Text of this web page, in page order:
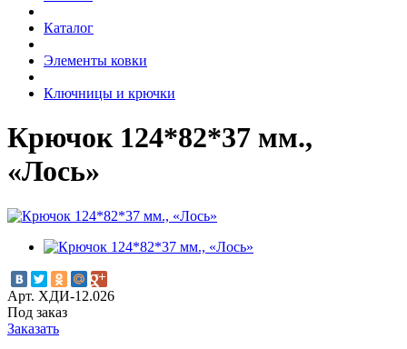
Каталог
Элементы ковки
Ключницы и крючки
Крючок 124*82*37 мм.,
«Лось»
Арт. ХДИ-12.026
Под заказ
Заказать